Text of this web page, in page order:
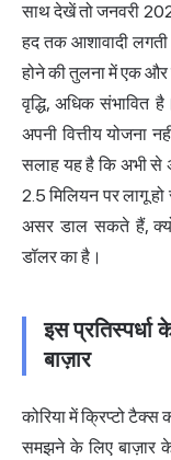
साथ देखें तो जनवरी
हद तक आशावादी
होने की तुलना में एक
वृद्धि, अधिक संभावित
अपनी वित्तीय योजना
सलाह यह है कि अभी से
2.5 मिलियन पर लागू
असर डाल सकते हैं,
डॉलर का है।
इस प्रतिस्पर्धा
बाज़ार
कोरिया में क्रिप्टो
समझने के लिए बाज़ार